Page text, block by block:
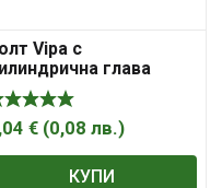
Vipa с
глава
шестостен
M5x8 мм,
0.8 мм, DIN 912
€ (0,08 лв.)
КУПИ